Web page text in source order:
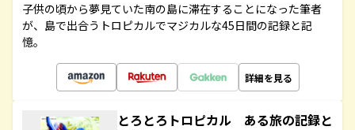
子供の頃から夢見ていた南の島に滞在することになった筆者
が、島で出合うトロピカルでマジカルな45日間の記録と記
憶。
詳細を見る
とろとろトロピカル ある旅の記録と